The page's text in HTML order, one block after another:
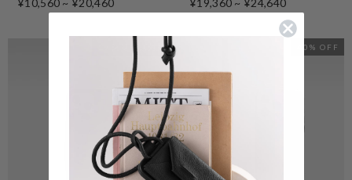
¥10,560 ~ ¥20,460
price
¥19,360 ~ ¥24,640
17シリーズ対応 40% OFF